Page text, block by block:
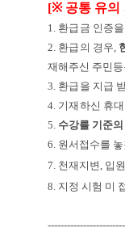
[※ 공통 유의
1. 환급금 인증
2. 환급의 경우,
재해주신 주민
3. 환급을 지급
4. 기재하신 휴
5. 수강률 기준
6. 원서접수를
7. 천재지변, 입
8. 지정 시험 미